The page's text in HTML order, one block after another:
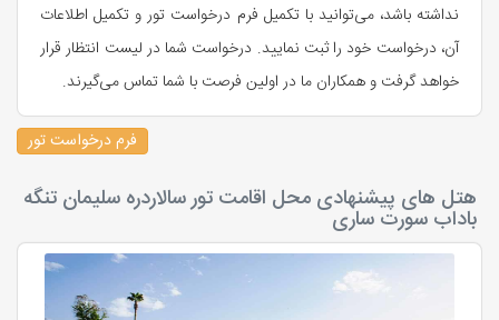
نداشته باشد، می‌توانید با تکمیل فرم درخواست تور و تکمیل اطلاعات
آن، درخواست خود را ثبت نمایید. درخواست شما در لیست انتظار قرار
خواهد گرفت و همکاران ما در اولین فرصت با شما تماس می‌گیرند.
فرم درخواست تور
هتل های پیشنهادی محل اقامت تور سالاردره سلیمان تنگه
باداب سورت ساری